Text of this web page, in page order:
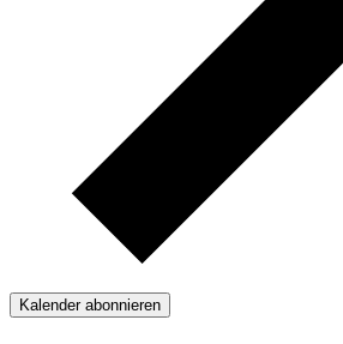
Kalender abonnieren